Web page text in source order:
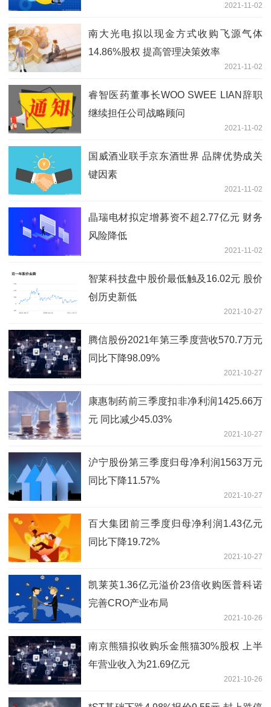
2021-11-02
南大光电拟以现金方式收购飞源气体
14.86%股权 提高管理决策效率
2021-11-02
睿智医药董事长WOO SWEE LIAN辞职
继续担任公司战略顾问
2021-11-02
国威酒业联手京东酒世界 品牌优势成关
键因素
2021-11-02
晶瑞电材拟定增募资不超2.77亿元 财务
风险降低
2021-11-02
智莱科技盘中股价最低触及16.02元 股价
创历史新低
2021-10-27
腾信股份2021年第三季度营收570.7万元
同比下降98.09%
2021-10-27
康惠制药前三季度扣非净利润1425.66万
元 同比减少45.03%
2021-10-27
沪宁股份第三季度归母净利润1563万元
同比下降11.57%
2021-10-27
百大集团前三季度归母净利润1.43亿元
同比下降19.72%
2021-10-27
凯莱英1.36亿元溢价23倍收购医普科诺
完善CRO产业布局
2021-10-26
南京熊猫拟收购乐金熊猫30%股权 上半
年营业收入为21.69亿元
2021-10-26